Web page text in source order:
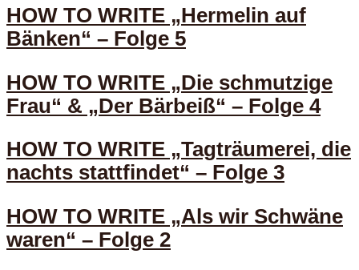
HOW TO WRITE „Hermelin auf
Bänken“ – Folge 5
HOW TO WRITE „Die schmutzige
Frau“ & „Der Bärbeiß“ – Folge 4
HOW TO WRITE „Tagträumerei, die
nachts stattfindet“ – Folge 3
HOW TO WRITE „Als wir Schwäne
waren“ – Folge 2